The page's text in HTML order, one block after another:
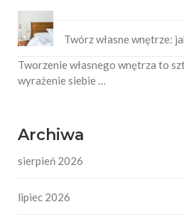
Twórz własne wnętrze:
Tworzenie własnego wnętrza to
wyrażenie siebie …
Archiwa
sierpień 2026
lipiec 2026